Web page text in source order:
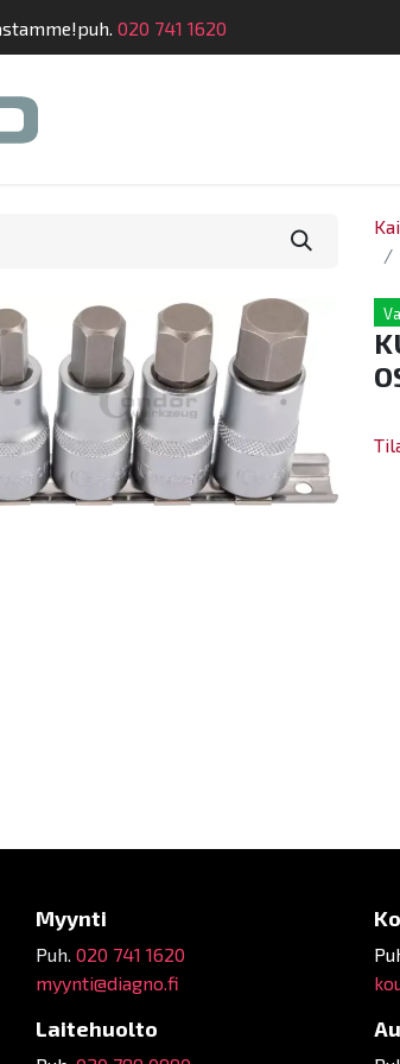
puh. 020 741 1620
Suunnittelu
Myynti
Puh. 020 741 1620
myynti@diagno.fi
Laitehuolto